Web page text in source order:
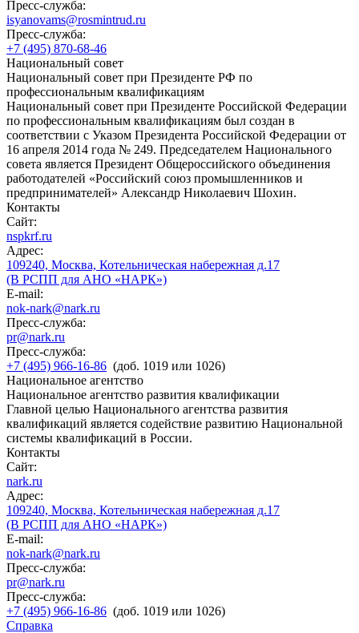
Пресс-служба:
isyanovams@rosmintrud.ru
Пресс-служба:
+7 (495) 870-68-46
Национальный совет
Национальный совет при Президенте РФ по
профессиональным квалификациям
Национальный совет при Президенте Российской Федерации
по профессиональным квалификациям был создан в
соответствии с Указом Президента Российской Федерации от
16 апреля 2014 года № 249. Председателем Национального
совета является Президент Общероссийского объединения
работодателей «Российский союз промышленников и
предпринимателей» Александр Николаевич Шохин.
Контакты
Сайт:
nspkrf.ru
Адрес:
109240, Москва, Котельническая набережная д.17
(В РСПП для АНО «НАРК»)
E-mail:
nok-nark@nark.ru
Пресс-служба:
pr@nark.ru
Пресс-служба:
+7 (495) 966-16-86 (доб. 1019 или 1026)
Национальное агентство
Национальное агентство развития квалификации
Главной целью Национального агентства развития
квалификаций является содействие развитию Национальной
системы квалификаций в России.
Контакты
Сайт:
nark.ru
Адрес:
109240, Москва, Котельническая набережная д.17
(В РСПП для АНО «НАРК»)
E-mail:
nok-nark@nark.ru
Пресс-служба:
pr@nark.ru
Пресс-служба:
+7 (495) 966-16-86 (доб. 1019 или 1026)
Справка